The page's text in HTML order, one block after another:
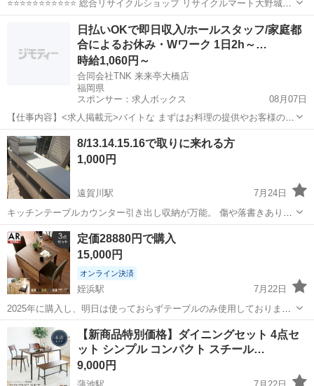
⭐️⭐️⭐️⭐️⭐️⭐️⭐️⭐️⭐️⭐️⭐️ 総合リサイクルショップ リサイクルマート大野城店
です ⭐️⭐️⭐️⭐️⭐️⭐️⭐️⭐️⭐️⭐️⭐️ 📜 商品内容 確かな木工技術と洗練されたデザ
インで人気の地元・福...
大野城市 桜並木駅 ダイニングセット ダイニング
日払いOKで即日収入/ホールスタッフ/家庭都
合によるお休み・Wワーク 1日2h～…
時給1,060円～
合同会社TNK 来来亭大橋店
福岡県
スポンサー：求人ボックス
08月07日
【仕事内容】<求人掲載元>バイトな まずはお料理の提供やお客様のご
案内からスタート! 慣れてきたら片付けや洗い場業務などもお願いしま
す。 オーダーはお客様がタッチパネルで入力するため、 注文ミスの心
配はありません だいたい3〜4回...
アルバイト・パート
8/13.14.15.16で取りに来れる方
1,000円
遠賀川駅
7月24日
キッチンテーブルカウンター引き出し収納が万能。 傷や落書きありま
す。 落書きは専用液で落とせると思います ご連絡が遅くなる場合があ
ります。 幅横44センチ、縦160センチ 横はサイドテーブルに拡...
福岡 福岡市 遠賀川駅 ダイニングセット
キッチンカウンター
定価28880円で購入
15,000円
オンライン決済
姪浜駅
7月22日
2025年に購入し、明日は使っておらずテーブルのみ使用しておりま
す。 引っ越し後、部屋のサイズに合わないため 全てセットで販売いた
します。 解体した状態でお渡しいたします。 テーブルに関しては傷は
ありませんが 化粧...
福岡 福岡市 姪浜駅 ダイニングセット 新品
【新商品特別価格】ダイニングセット 4点セ
ット シンプル コンパクト スチール…
9,000円